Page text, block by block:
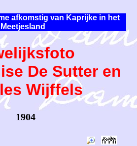
afkomstig van Kaprijke in het
Meetjesland
De Sutter en
Wijffels
1904